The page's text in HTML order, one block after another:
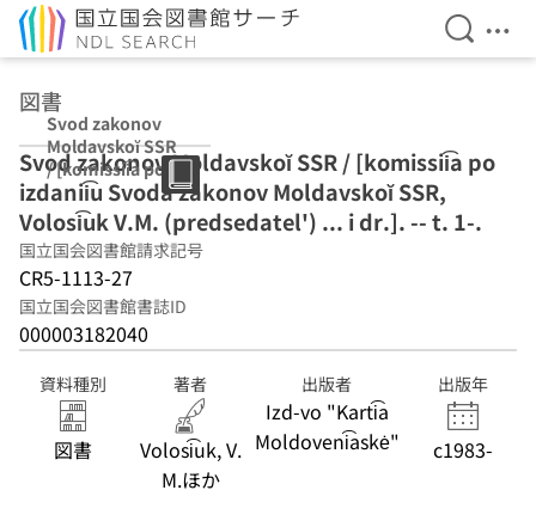
検索を
メ
図書
Svod zakonov
Moldavskoĭ SSR
/ [komissii͡a po
izdanii͡u Svoda
zakonov
Moldavskoĭ SSR,
Volosi͡uk V.M.
(predsedatel')
... i dr.]. -- t. 1-.
Svod zakonov Moldavskoĭ SSR / [komissii͡a po
izdanii͡u Svoda zakonov Moldavskoĭ SSR,
Volosi͡uk V.M. (predsedatel') ... i dr.]. -- t. 1-.
国立国会図書館請求記号
CR5-1113-27
国立国会図書館書誌ID
000003182040
資料種別
図書
著者
Volosi͡uk, V.
M.ほか
出版者
Izd-vo "Karti͡a
Moldoveni͡askė"
出版年
c1983-